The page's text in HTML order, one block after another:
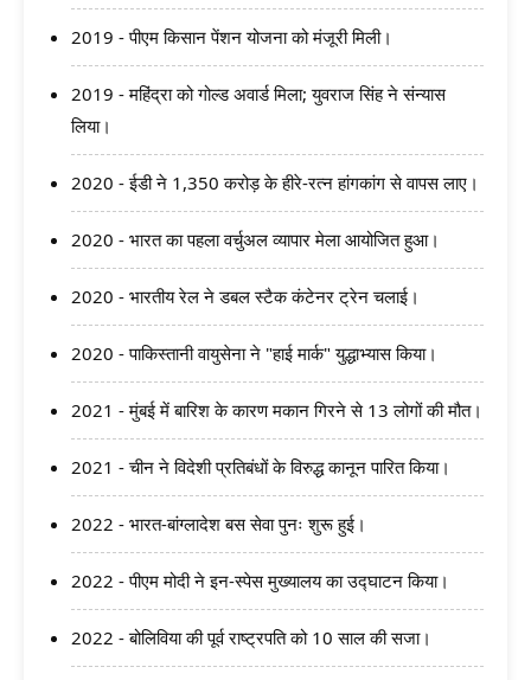
2019 - पीएम किसान पेंशन योजना को मंजूरी मिली।
2019 - महिंद्रा को गोल्ड अवार्ड मिला; युवराज सिंह ने संन्यास
लिया।
2020 - ईडी ने 1,350 करोड़ के हीरे-रत्न हांगकांग से वापस लाए।
2020 - भारत का पहला वर्चुअल व्यापार मेला आयोजित हुआ।
2020 - भारतीय रेल ने डबल स्टैक कंटेनर ट्रेन चलाई।
2020 - पाकिस्तानी वायुसेना ने "हाई मार्क" युद्धाभ्यास किया।
2021 - मुंबई में बारिश के कारण मकान गिरने से 13 लोगों की मौत।
2021 - चीन ने विदेशी प्रतिबंधों के विरुद्ध कानून पारित किया।
2022 - भारत-बांग्लादेश बस सेवा पुनः शुरू हुई।
2022 - पीएम मोदी ने इन-स्पेस मुख्यालय का उद्घाटन किया।
2022 - बोलिविया की पूर्व राष्ट्रपति को 10 साल की सजा।